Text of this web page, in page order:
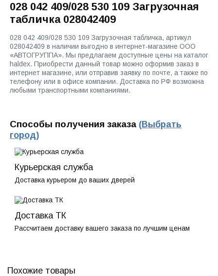
028 042 409/028 530 109 Загрузочная
табличка 028042409
028 042 409/028 530 109 Загрузочная табличка, артикул
028042409 в наличии выгодно в интернет-магазине ООО
«АВТОГРУППА». Мы предлагаем доступные цены на каталог
haldex. Приобрести данный товар можно оформив заказ в
интернет магазине, или отправив заявку по почте, а также по
телефону или в офисе компании. Доставка по РФ возможна
любыми транспортными компаниями.
Способы получения заказа (Выбрать
город)
Курьерская служба
Доставка курьером до ваших дверей
Доставка ТК
Рассчитаем доставку вашего заказа по лучшим ценам
Похожие товары